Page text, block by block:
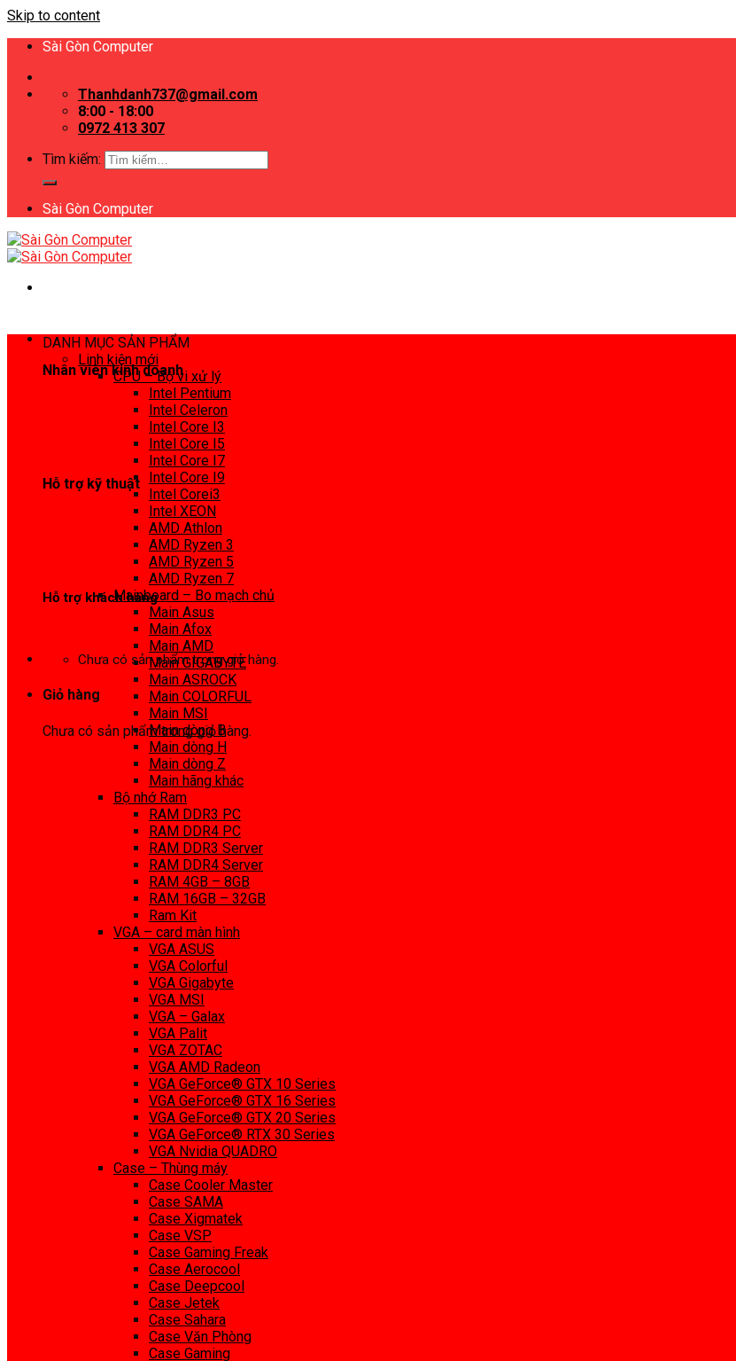
Skip to content
Sài Gòn Computer
Thanhdanh737@gmail.com
8:00 - 18:00
0972 413 307
Tìm kiếm:
Sài Gòn Computer
Nhân viên kinh doanh
Hỗ trợ kỹ thuật
Hỗ trợ khách hàng
Chưa có sản phẩm trong giỏ hàng.
Giỏ hàng
Chưa có sản phẩm trong giỏ hàng.
DANH MỤC SẢN PHẨM
Linh kiện mới
CPU – Bộ vi xử lý
Intel Pentium
Intel Celeron
Intel Core I3
Intel Core I5
Intel Core I7
Intel Core I9
Intel Corei3
Intel XEON
AMD Athlon
AMD Ryzen 3
AMD Ryzen 5
AMD Ryzen 7
Mainboard – Bo mạch chủ
Main Asus
Main Afox
Main AMD
Main GIGABYTE
Main ASROCK
Main COLORFUL
Main MSI
Main dòng B
Main dòng H
Main dòng Z
Main hãng khác
Bộ nhớ Ram
RAM DDR3 PC
RAM DDR4 PC
RAM DDR3 Server
RAM DDR4 Server
RAM 4GB – 8GB
RAM 16GB – 32GB
Ram Kit
VGA – card màn hình
VGA ASUS
VGA Colorful
VGA Gigabyte
VGA MSI
VGA – Galax
VGA Palit
VGA ZOTAC
VGA AMD Radeon
VGA GeForce® GTX 10 Series
VGA GeForce® GTX 16 Series
VGA GeForce® GTX 20 Series
VGA GeForce® RTX 30 Series
VGA Nvidia QUADRO
Case – Thùng máy
Case Cooler Master
Case SAMA
Case Xigmatek
Case VSP
Case Gaming Freak
Case Aerocool
Case Deepcool
Case Jetek
Case Sahara
Case Văn Phòng
Case Gaming